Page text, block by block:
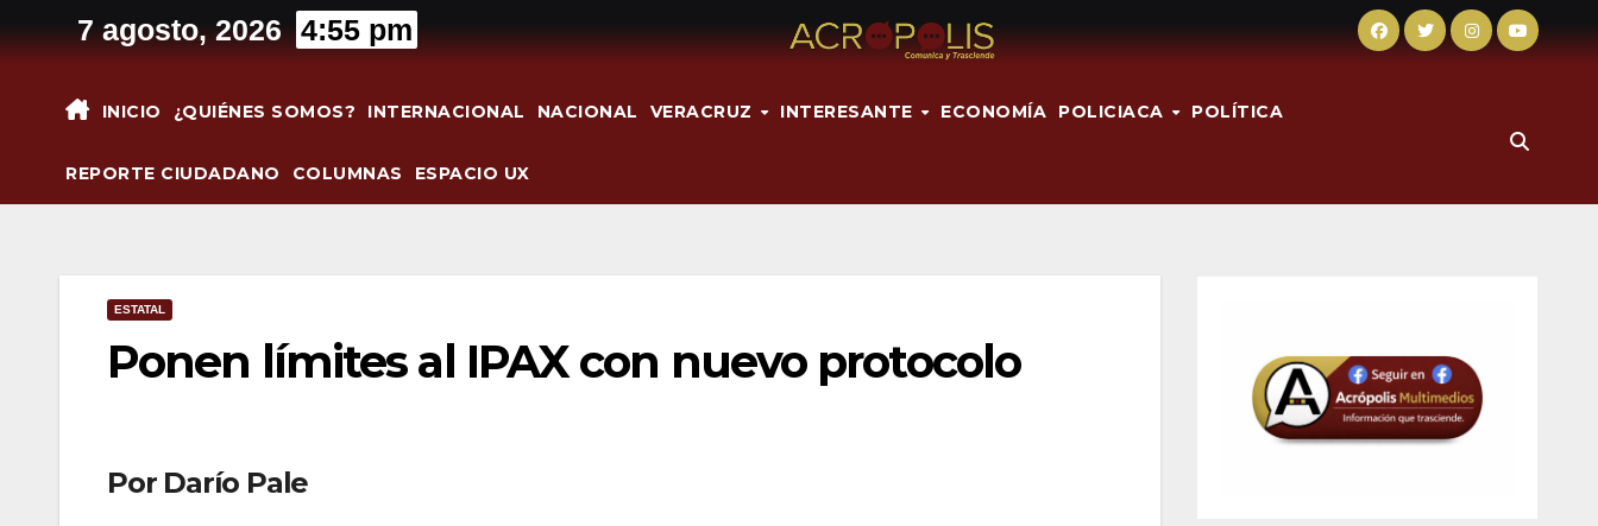
al
7 agosto, 2026 4:55 pm
INICIO ¿QUIÉNES SOMOS? INTERNACIONAL NACIONAL VERACRUZ INTERESANTE ECONOMÍA POLICIACA POLÍTICA
REPORTE CIUDADANO COLUMNAS ESPACIO UX
ESTATAL
Ponen límites al IPAX con nuevo protocolo
Por Darío Pale